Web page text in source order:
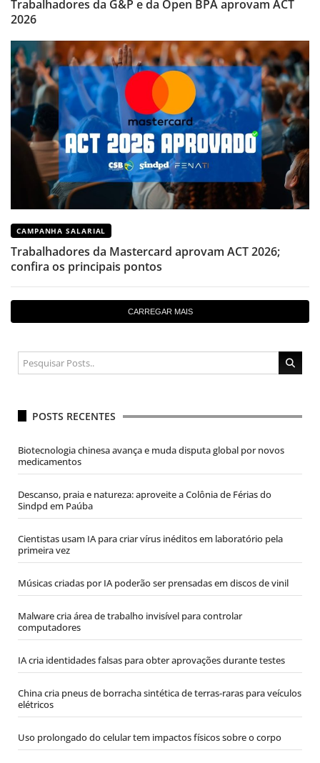
Trabalhadores da G&P e da Open BPA aprovam ACT
2026
CAMPANHA SALARIAL
Trabalhadores da Mastercard aprovam ACT 2026;
confira os principais pontos
CARREGAR MAIS
POSTS RECENTES
Biotecnologia chinesa avança e muda disputa global por novos
medicamentos
Descanso, praia e natureza: aproveite a Colônia de Férias do
Sindpd em Paúba
Cientistas usam IA para criar vírus inéditos em laboratório pela
primeira vez
Músicas criadas por IA poderão ser prensadas em discos de vinil
Malware cria área de trabalho invisível para controlar
computadores
IA cria identidades falsas para obter aprovações durante testes
China cria pneus de borracha sintética de terras-raras para veículos
elétricos
Uso prolongado do celular tem impactos físicos sobre o corpo